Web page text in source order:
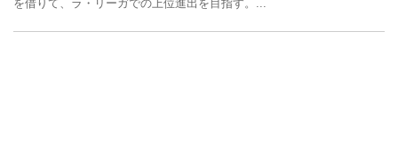
を借りて、ラ・リーガでの上位進出を目指す。...